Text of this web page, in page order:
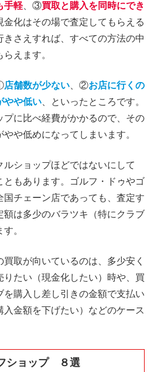
手軽 、③買取と購入を同時にでき
金化はその場で査定してもらえる
さえすれば、すべての方法の中
えます。
店舗数が少ない 、②お店に行くの
やや低い 、といったところです。
プに比べ経費がかかるので、その
や低めになってしまいます。
ルショップほどではないにして
ともあります。ゴルフ・ドゥやゴ
国チェーン店であっても、査定す
額は多少のバラツキ（特にクラブ
。
取が向いているのは、多少安く
りたい（現金化したい）時や、買
購入し差し引きの金額で支払い
金額を下げたい）などのケース
ショップ ８選